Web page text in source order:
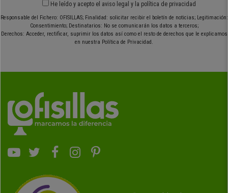
He leído y acepto el aviso legal y la política de privacidad
Responsable del Fichero: OFISILLAS; Finalidad: solicitar recibir el boletín de noticias; Legitimación:
Consentimiento; Destinatarios: No se comunicarán los datos a terceros;
Derechos: Acceder, rectificar, suprimir los datos así como el resto de derechos que le explicamos
en nuestra Política de Privacidad.